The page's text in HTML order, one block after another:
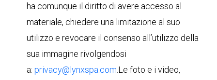
ha comunque il diritto di avere accesso al
materiale, chiedere una limitazione al suo
utilizzo e revocare il consenso all’utilizzo della
sua immagine rivolgendosi
a: privacy@lynxspa.com .Le foto e i video,